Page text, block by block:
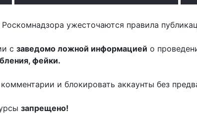
ужесточаются правила
с заведомо ложной информацией о
фейки.
и блокировать аккаунты без
запрещено!